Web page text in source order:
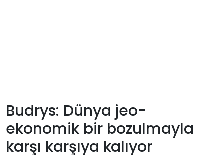
Giriş
Yap
Budrys: Dünya jeo-
ekonomik bir bozulmayla
karşı karşıya kalıyor